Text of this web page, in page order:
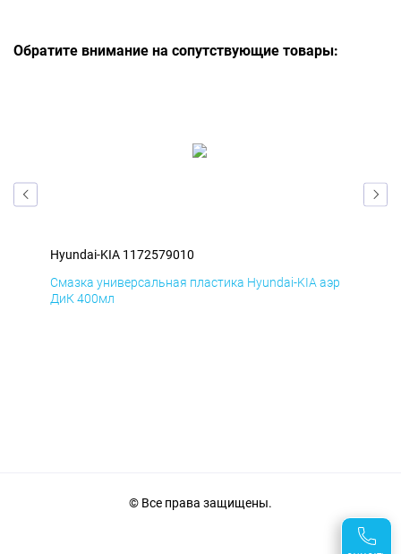
Обратите внимание на сопутствующие товары:
Hyundai-KIA 1172579010
Смазка универсальная пластика Hyundai-KIA аэр
ДиК 400мл
© Все права защищены.